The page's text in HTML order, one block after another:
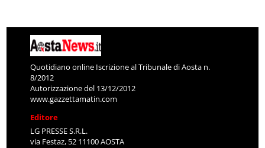
Quotidiano online Iscrizione al Tribunale di Aosta n.
8/2012
Autorizzazione del 13/12/2012
www.gazzettamatin.com
Editore
LG PRESSE S.R.L.
via Festaz, 52 11100 AOSTA